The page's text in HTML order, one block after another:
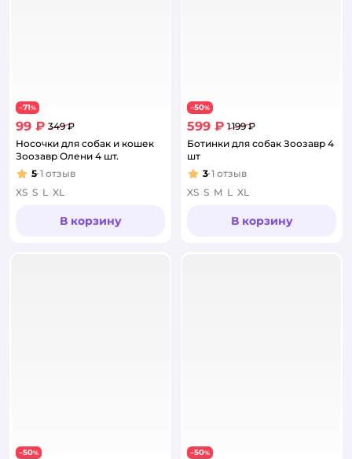
−71%
99 ₽ 349 ₽
Носочки для собак и кошек
Зоозавр Олени 4 шт.
Рейтинг:
5 1 отзыв
XS S L XL
В корзину
−50%
599 ₽ 1 199 ₽
Ботинки для собак Зоозавр 4
шт
Рейтинг:
3 1 отзыв
XS S M L XL
В корзину
−50% −50%